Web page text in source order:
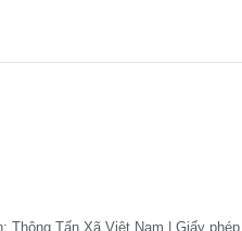
Tấn Xã Việt Nam | Giấy